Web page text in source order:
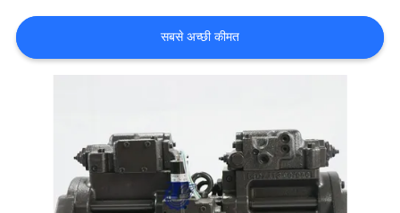
संपर्क
करें
सबसे अच्छी कीमत